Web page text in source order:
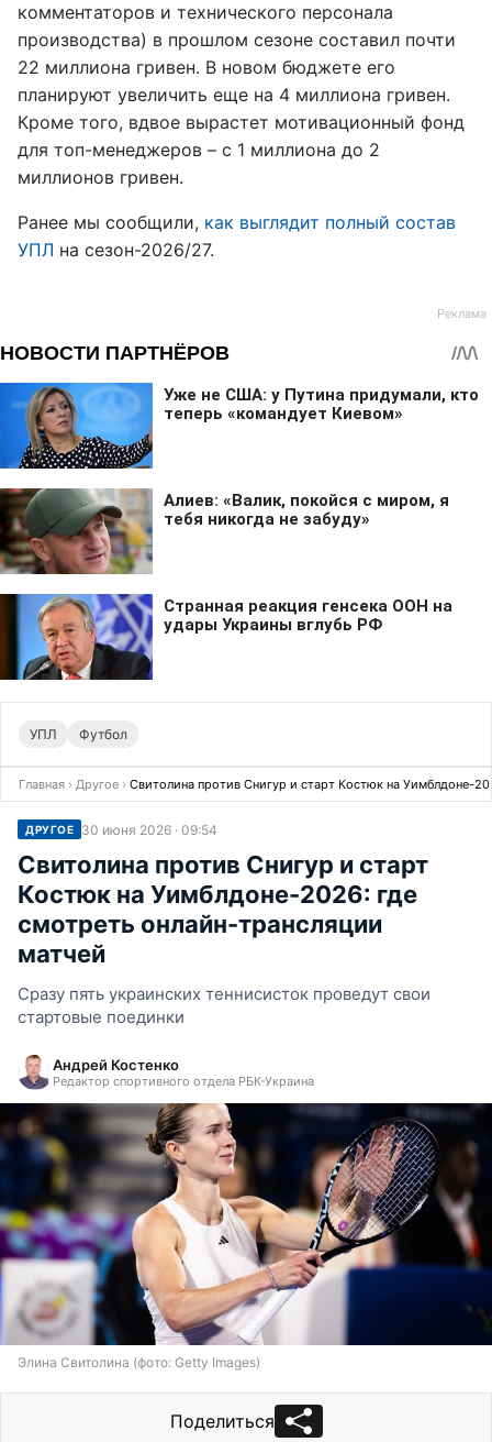
комментаторов и технического персонала
производства) в прошлом сезоне составил почти
22 миллиона гривен. В новом бюджете его
планируют увеличить еще на 4 миллиона гривен.
Кроме того, вдвое вырастет мотивационный фонд
для топ-менеджеров – с 1 миллиона до 2
миллионов гривен.
Ранее мы сообщили, как выглядит полный состав
УПЛ на сезон-2026/27.
УПЛ Футбол
Главная › Другое › Свитолина против Снигур и старт Костюк на Уимблдоне-
ДРУГОЕ 30 июня 2026 · 09:54
Свитолина против Снигур и старт
Костюк на Уимблдоне-2026: где
смотреть онлайн-трансляции
матчей
Сразу пять украинских теннисисток проведут свои
стартовые поединки
Андрей Костенко
Редактор спортивного отдела РБК-Украина
Элина Свитолина (фото: Getty Images)
Поделиться